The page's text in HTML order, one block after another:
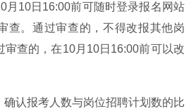
月10日16:00前可随时登录报名网站
查。通过审查的，不得改报其他岗
审查的，在10月10日16:00前可以改
认报考人数与岗位招聘计划数的比